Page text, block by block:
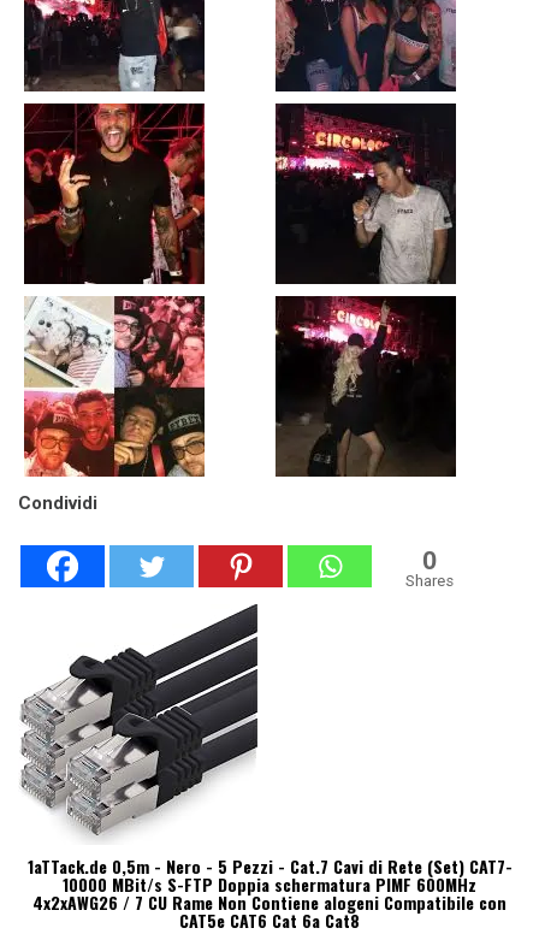
Condividi
0
Shares
1aTTack.de 0,5m - Nero - 5 Pezzi - Cat.7 Cavi di Rete (Set) CAT7-
10000 MBit/s S-FTP Doppia schermatura PIMF 600MHz
4x2xAWG26 / 7 CU Rame Non Contiene alogeni Compatibile con
CAT5e CAT6 Cat 6a Cat8